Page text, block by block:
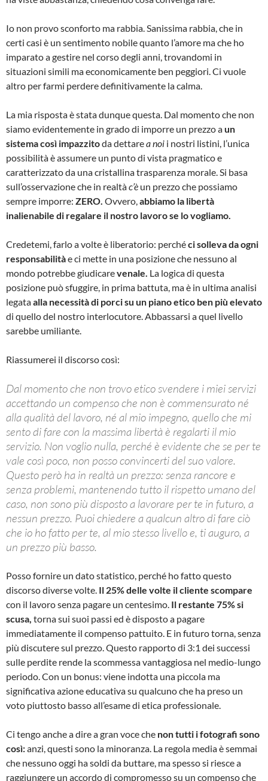
Io non provo sconforto ma rabbia. Sanissima rabbia, che in
certi casi è un sentimento nobile quanto l’amore ma che ho
imparato a gestire nel corso degli anni, trovandomi in
situazioni simili ma economicamente ben peggiori. Ci vuole
altro per farmi perdere definitivamente la calma.
La mia risposta è stata dunque questa. Dal momento che non
siamo evidentemente in grado di imporre un prezzo aun
sistema così impazzitoda dettarea noi i nostri listini, l’unica
possibilità è assumere un punto di vista pragmatico e
caratterizzato da una cristallina trasparenza morale. Si basa
sull’osservazione che in realtàc’è un prezzo che possiamo
sempre imporre: ZERO. Ovvero,abbiamo la libertà
inalienabile di regalare il nostro lavoro se lo vogliamo.
Credetemi, farlo a volte è liberatorio: perchéci solleva da ogni
responsabilitàe ci mette in una posizione che nessuno al
mondo potrebbe giudicarevenale. La logica di questa
posizione può sfuggire, in prima battuta, ma è in ultima analisi
legataalla necessità di porci su un piano etico ben più elevato
di quello del nostro interlocutore. Abbassarsi a quel livello
sarebbe umiliante.
Riassumerei il discorso così:
Dal momento che non trovo etico svendere i miei servizi
accettando un compenso che non è commensurato né
alla qualità del lavoro, né al mio impegno, quello che mi
sento di fare con la massima libertà è regalarti il mio
servizio. Non voglio nulla, perché è evidente che se per te
vale così poco, non posso convincerti del suo valore.
Questo però ha in realtà un prezzo: senza rancore e
senza problemi, mantenendo tutto il rispetto umano del
caso, non sono più disposto a lavorare per te in futuro, a
nessun prezzo. Puoi chiedere a qualcun altro di fare ciò
che io ho fatto per te, al mio stesso livello e, ti auguro, a
un prezzo più basso.
Posso fornire un dato statistico, perché ho fatto questo
discorso diverse volte. Il 25% delle volte il cliente scompare
con il lavoro senza pagare un centesimo. Il restante 75% si
scusa, torna sui suoi passi ed è disposto a pagare
immediatamente il compenso pattuito. E in futuro torna, senza
più discutere sul prezzo. Questo rapporto di 3:1 dei successi
sulle perdite rende la scommessa vantaggiosa nel medio-lungo
periodo. Con un bonus: viene indotta una piccola ma
significativa azione educativa su qualcuno che ha preso un
voto piuttosto basso all’esame di etica professionale.
Ci tengo anche a dire a gran voce che non tutti i fotografi sono
così:anzi, questi sono la minoranza. La regola media è semmai
che nessuno oggi ha soldi da buttare, ma spesso si riesce a
raggiungere un accordo di compromesso su un compenso che